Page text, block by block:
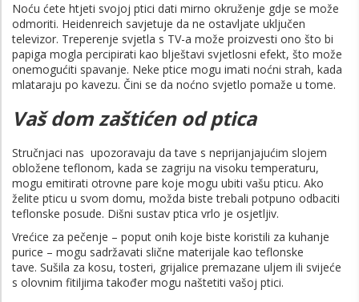
Noću ćete htjeti svojoj ptici dati mirno okruženje gdje se može
odmoriti. Heidenreich savjetuje da ne ostavljate uključen
televizor. Treperenje svjetla s TV-a može proizvesti ono što bi
papiga mogla percipirati kao blještavi svjetlosni efekt, što može
onemogućiti spavanje. Neke ptice mogu imati noćni strah, kada
mlataraju po kavezu. Čini se da noćno svjetlo pomaže u tome.
Vaš dom zaštićen od ptica
Stručnjaci nas upozoravaju da tave s neprijanjajućim slojem
obložene teflonom, kada se zagriju na visoku temperaturu,
mogu emitirati otrovne pare koje mogu ubiti vašu pticu. Ako
želite pticu u svom domu, možda biste trebali potpuno odbaciti
teflonske posude. Dišni sustav ptica vrlo je osjetljiv.
Vrećice za pečenje – poput onih koje biste koristili za kuhanje
purice – mogu sadržavati slične materijale kao teflonske
tave. Sušila za kosu, tosteri, grijalice premazane uljem ili svijeće
s olovnim fitiljima također mogu naštetiti vašoj ptici.